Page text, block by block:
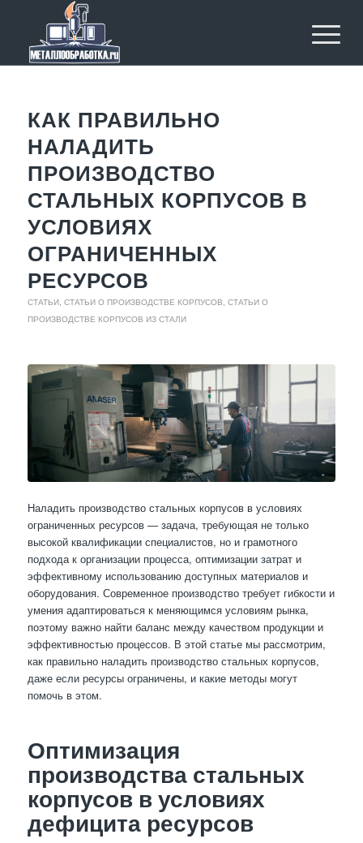
КАК ПРАВИЛЬНО
НАЛАДИТЬ
ПРОИЗВОДСТВО
СТАЛЬНЫХ КОРПУСОВ В
УСЛОВИЯХ
ОГРАНИЧЕННЫХ
РЕСУРСОВ
СТАТЬИ, СТАТЬИ О ПРОИЗВОДСТВЕ КОРПУСОВ СТАТЬИ О
ПРОИЗВОДСТВЕ КОРПУСОВ ИЗ СТАЛИ
Наладить производство стальных корпусов в условиях
ограниченных ресурсов — задача, требующая не только
высокой квалификации специалистов, но и грамотного
подхода к организации процесса, оптимизации затрат и
эффективному использованию доступных материалов и
оборудования. Современное производство требует гибкости и
умения адаптироваться к меняющимся условиям рынка,
поэтому важно найти баланс между качеством продукции и
эффективностью процессов. В этой статье мы рассмотрим,
как правильно наладить производство стальных корпусов,
даже если ресурсы ограничены, и какие методы могут
помочь в этом.
Оптимизация
производства стальных
корпусов в условиях
дефицита ресурсов